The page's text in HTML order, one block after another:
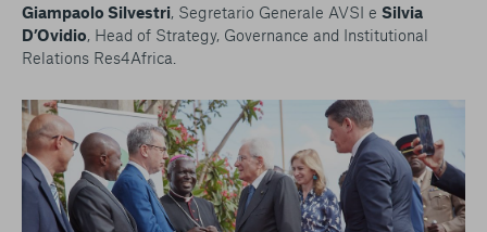
Giampaolo Silvestri , Segretario Generale AVSI e Silvia
D’Ovidio , Head of Strategy, Governance and Institutional
Relations Res4Africa.